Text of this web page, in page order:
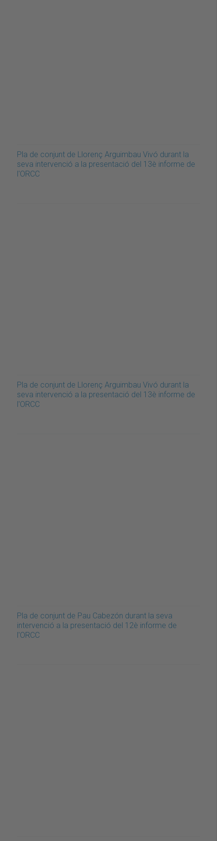
Pla de conjunt de Llorenç Arguimbau Vivó durant la
seva intervenció a la presentació del 13è informe de
l'ORCC
Pla de conjunt de Llorenç Arguimbau Vivó durant la
seva intervenció a la presentació del 13è informe de
l'ORCC
Pla de conjunt de Pau Cabezón durant la seva
intervenció a la presentació del 12è informe de
l'ORCC